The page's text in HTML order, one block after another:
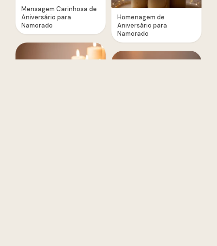
Mensagem Carinhosa de
Aniversário para
Namorado
Homenagem de
Aniversário para
Namorado